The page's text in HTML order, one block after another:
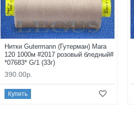
Нитки Gutermann (Гутерман) Mara
120 1000м #2017 розовый бледный#
*07683* G/1 (33г)
390.00р.
Купить